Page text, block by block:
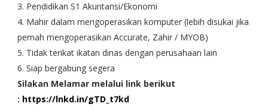
3. Pendidikan S1 Akuntansi/Ekonomi
4. Mahir dalam mengoperasikan komputer (lebih disukai jika
pernah mengoperasikan Accurate, Zahir / MYOB)
5. Tidak terikat ikatan dinas dengan perusahaan lain
6. Siap bergabung segera
Silakan Melamar melalui link berikut
: https://lnkd.in/gTD_t7kd